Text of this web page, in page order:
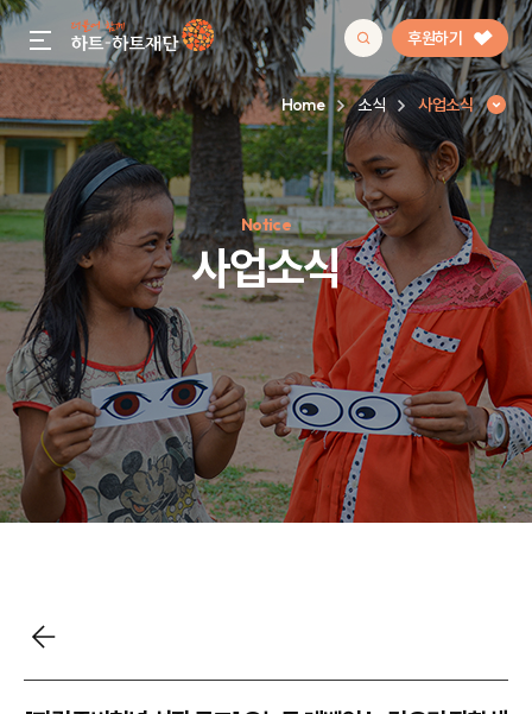
gnb menu open 후원하기
인기 키워드
#정기후원#하트플레이스#캠페인#팬덤후원
Home 소식 사업소식
Notice
사업소식
사업소식